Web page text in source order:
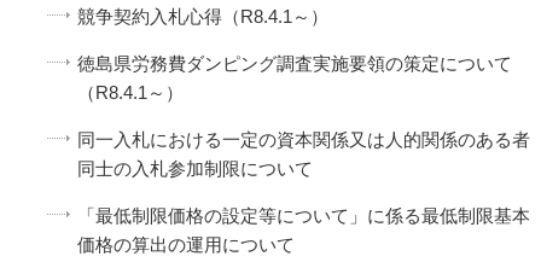
競争契約入札心得（R8.4.1～）
徳島県労務費ダンピング調査実施要領の策定について
（R8.4.1～）
同一入札における一定の資本関係又は人的関係のある者
同士の入札参加制限について
「最低制限価格の設定等について」に係る最低制限基本
価格の算出の運用について